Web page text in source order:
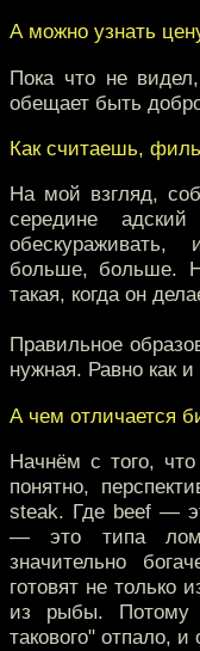
А можно узнать
Пока что не
обещает быть
Как считаешь,
На мой взгляд,
середине
больше, больше.
такая, когда он
Правильное
нужная. Равно как
А чем отличается
Начнём с того,
понятно,
steak. Где beef —
— это типа
значительно
готовят не только
из рыбы. Потому
такового" отпало,